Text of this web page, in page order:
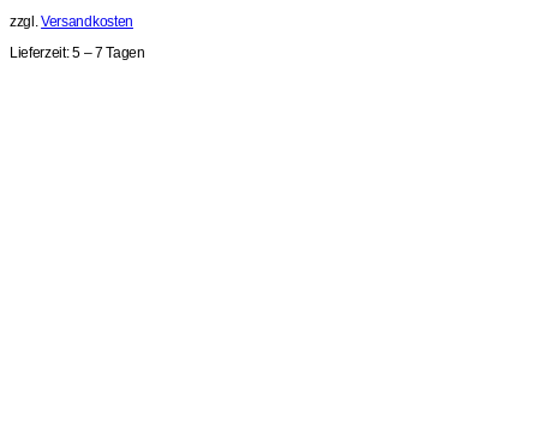
zzgl.Versandkosten
Lieferzeit:5 – 7 Tagen